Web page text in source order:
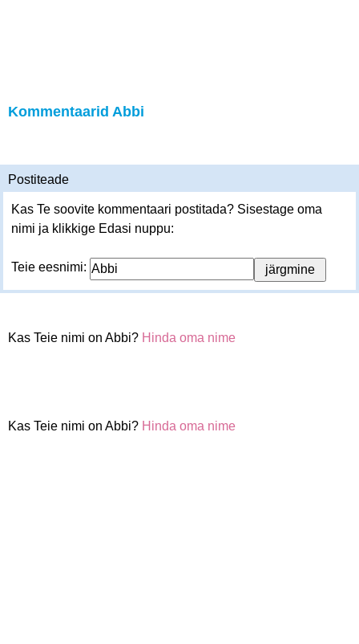
Kommentaarid Abbi
Postiteade
Kas Te soovite kommentaari postitada? Sisestage oma
nimi ja klikkige Edasi nuppu:
Teie eesnimi:
Kas Teie nimi on Abbi? Hinda oma nime
Kas Teie nimi on Abbi? Hinda oma nime